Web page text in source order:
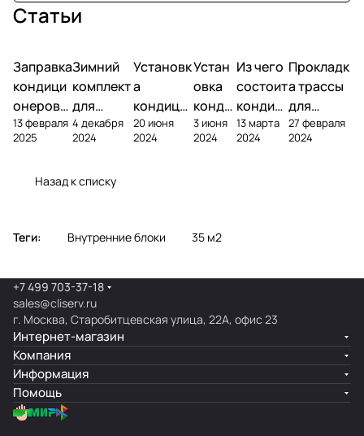
Статьи
Заправка
кондици
онеров
фреоном
13 февраля
2025
Зимний
комплект
для
кондици
онера
4 декабря
2024
Установк
а
кондици
онера на
фасаде
20 июня
2024
Устан
овка
конди
ционе
ра
3 июня
2024
Из чего
состоит
кондиц
ионер?
13 марта
2024
Прокладк
а трассы
для
кондицио
нера
27 февраля
2024
Назад к списку
Теги: Внутренние блоки 35 м2
+7 499 703-37-18
sales@cliserv.ru
г. Москва, Старобитцевская улица, 22А, офис 23
Интернет-магазин
Компания
Информация
Помощь